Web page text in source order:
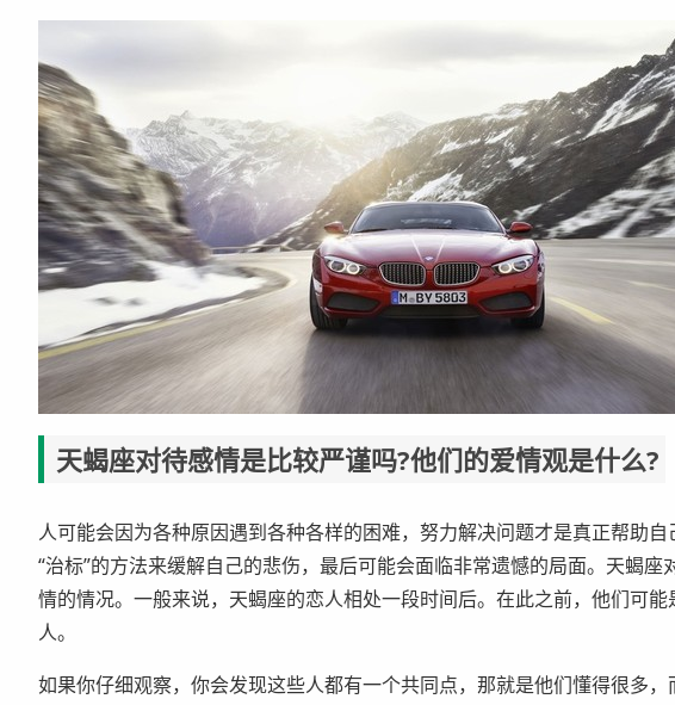
天蝎座对待感情是比较严谨吗?他们的爱情观是什么?
人可能会因为各种原因遇到各种各样的困难，努力解决问题才是真正帮助
“治标”的方法来缓解自己的悲伤，最后可能会面临非常遗憾的局面。天蝎
情的情况。一般来说，天蝎座的恋人相处一段时间后。在此之前，他们可
人。
如果你仔细观察，你会发现这些人都有一个共同点，那就是他们懂得很多